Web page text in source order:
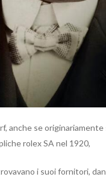
anche se
rolex SA nel 1920,
i suoi fornitori,